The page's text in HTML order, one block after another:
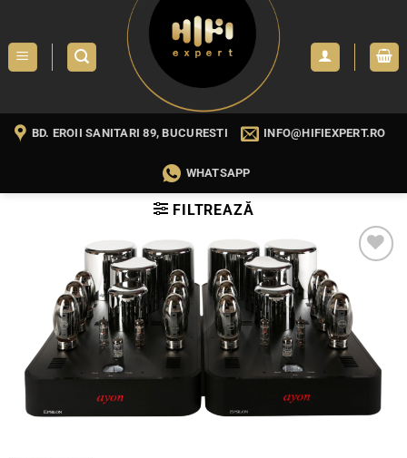
content
BD. EROII SANITARI 89, BUCURESTI INFO@HIFIEXPERT.RO
WHATSAPP
FILTREAZĂ
WISHLIST